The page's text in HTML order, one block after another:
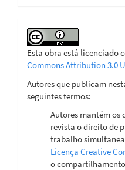
Esta obra está licenciado
Commons Attribution 3.0
Autores que publicam
seguintes termos:
Autores mantém os
revista o direito de
trabalho
Licença Creative
o